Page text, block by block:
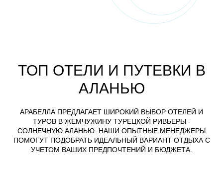
ТОП ОТЕЛИ И ПУТЕВКИ В
АЛАНЬЮ
АРАБЕЛЛА ПРЕДЛАГАЕТ ШИРОКИЙ ВЫБОР ОТЕЛЕЙ И
ТУРОВ В ЖЕМЧУЖИНУ ТУРЕЦКОЙ РИВЬЕРЫ -
СОЛНЕЧНУЮ АЛАНЬЮ. НАШИ ОПЫТНЫЕ МЕНЕДЖЕРЫ
ПОМОГУТ ПОДОБРАТЬ ИДЕАЛЬНЫЙ ВАРИАНТ ОТДЫХА С
УЧЕТОМ ВАШИХ ПРЕДПОЧТЕНИЙ И БЮДЖЕТА.